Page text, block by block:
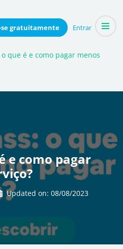
gratuitamente Entrar
coletivamente
o que é e como pagar menos
e como pagar
Updated on: 08/08/2023